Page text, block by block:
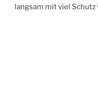
langsam mit viel